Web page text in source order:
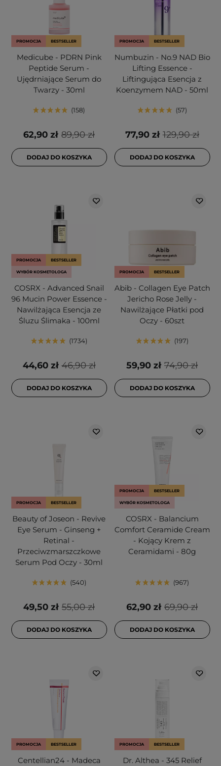
PROMOCJA BESTSELLER
Medicube - PDRN Pink
Peptide Serum -
Ujędrniające Serum do
Twarzy - 30ml
158
89,90 zł
62,90 zł
DODAJ DO KOSZYKA
PROMOCJA BESTSELLER
Numbuzin - No.9 NAD Bio
Lifting Essence -
Liftingująca Esencja z
Koenzymem NAD - 50ml
57
129,90 zł
77,90 zł
DODAJ DO KOSZYKA
PROMOCJA BESTSELLER
WYBÓR KOSMETOLOGA
COSRX - Advanced Snail
96 Mucin Power Essence -
Nawilżająca Esencja ze
Śluzu Ślimaka - 100ml
1734
46,90 zł
44,60 zł
DODAJ DO KOSZYKA
PROMOCJA BESTSELLER
Abib - Collagen Eye Patch
Jericho Rose Jelly -
Nawilżające Płatki pod
Oczy - 60szt
197
74,90 zł
59,90 zł
DODAJ DO KOSZYKA
PROMOCJA BESTSELLER
Beauty of Joseon - Revive
Eye Serum - Ginseng +
Retinal -
Przeciwzmarszczkowe
Serum Pod Oczy - 30ml
540
55,00 zł
49,50 zł
DODAJ DO KOSZYKA
PROMOCJA BESTSELLER
WYBÓR KOSMETOLOGA
COSRX - Balancium
Comfort Ceramide Cream
- Kojący Krem z
Ceramidami - 80g
967
69,90 zł
62,90 zł
DODAJ DO KOSZYKA
PROMOCJA BESTSELLER
Centellian24 - Madeca
PROMOCJA BESTSELLER
Dr. Althea - 345 Relief